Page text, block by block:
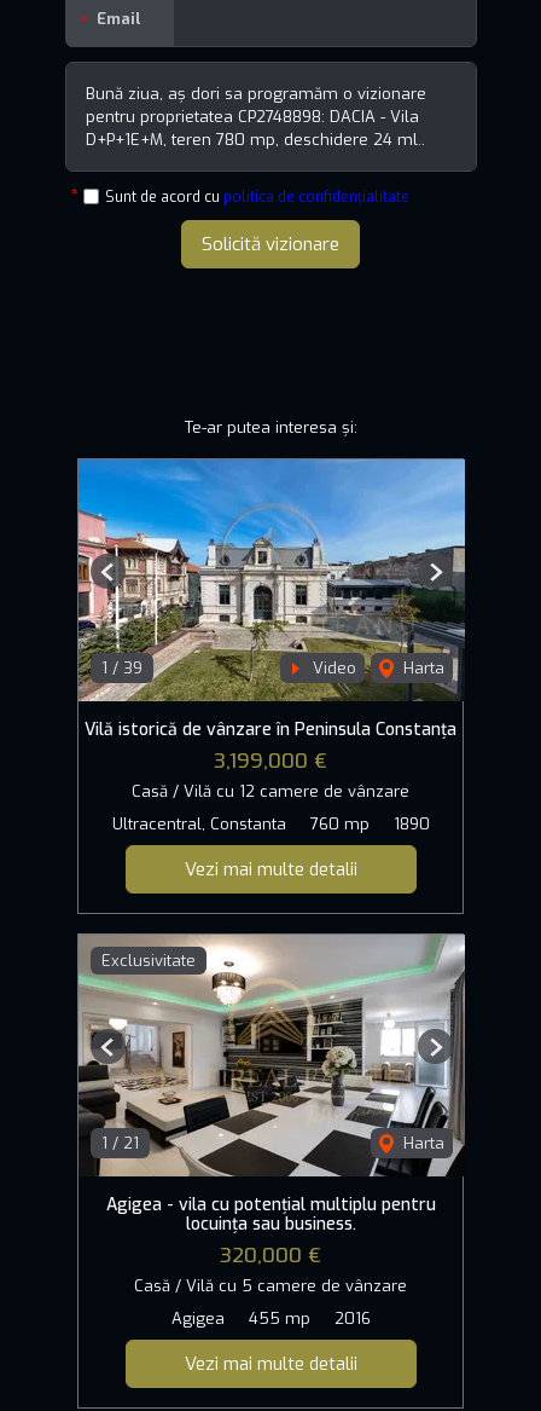
Email
Sunt de acord cu politica de confidențialitate
Solicită vizionare
Te-ar putea interesa și:
1 / 39 Video Harta
Previous Next
Vilă istorică de vânzare în Peninsula Constanța
3,199,000 €
Casă / Vilă cu 12 camere de vânzare
Ultracentral, Constanta
760 mp 1890
Vezi mai multe detalii
Exclusivitate
1 / 21 Harta
Previous Next
Agigea - vila cu potențial multiplu pentru
locuința sau business.
320,000 €
Casă / Vilă cu 5 camere de vânzare
Agigea
455 mp 2016
Vezi mai multe detalii